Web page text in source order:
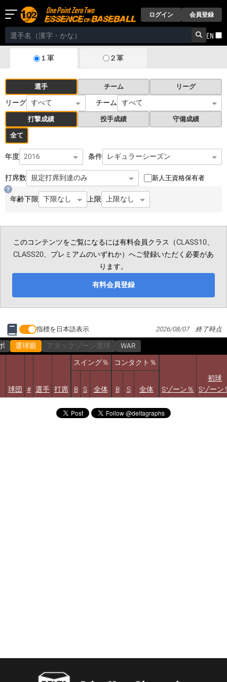
ログイン 会員登録
EN
１軍 ２軍
選手 チーム リーグ
リーグ チーム
打撃成績 投手成績
守備成績
全て
年度 条件
打席数 新人王資格保有者
年齢下限 上限
このコンテンツをご覧になるには有料会員クラス（CLASS10、
CLASS20、プレミアムのいずれか）へご登録いただく必要があ
ります。
有料会員登録
指標を日本語表示 2026/08/07 終了時点
選球眼 アタックゾーン選球
WAR
スイング％
コンタクト％
球団 # 選手 打席 B S 全体 B S 全体 Sゾーン％
初球
Sゾーン